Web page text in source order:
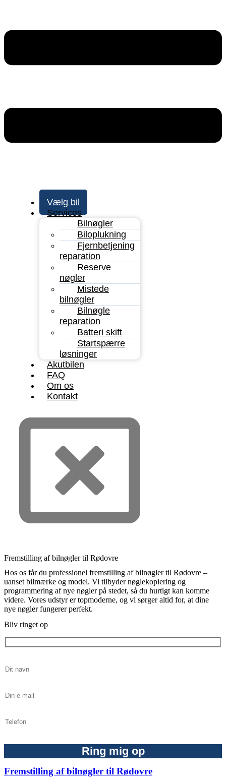
Vælg bil
Services
Bilnøgler
Biloplukning
Fjernbetjening
reparation
Reserve
nøgler
Mistede
bilnøgler
Bilnøgle
reparation
Batteri skift
Startspærre
løsninger
Akutbilen
FAQ
Om os
Kontakt
Fremstilling af bilnøgler til Rødovre
Hos os får du professionel fremstilling af bilnøgler til Rødovre –
uanset bilmærke og model. Vi tilbyder nøglekopiering og
programmering af nye nøgler på stedet, så du hurtigt kan komme
videre. Vores udstyr er topmoderne, og vi sørger altid for, at dine
nye nøgler fungerer perfekt.
Bliv ringet op
Fremstilling af bilnøgler til Rødovre